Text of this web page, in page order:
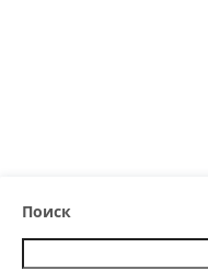
Поиск